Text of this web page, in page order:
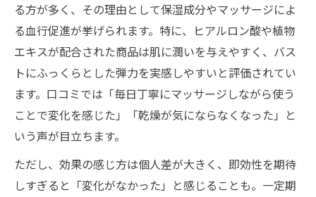
る方が多く、その理由として保湿成分やマッサージによ
る血行促進が挙げられます。特に、ヒアルロン酸や植物
エキスが配合された商品は肌に潤いを与えやすく、バス
トにふっくらとした弾力を実感しやすいと評価されてい
ます。口コミでは「毎日丁寧にマッサージしながら使う
ことで変化を感じた」「乾燥が気にならなくなった」と
いう声が目立ちます。
ただし、効果の感じ方は個人差が大きく、即効性を期待
しすぎると「変化がなかった」と感じることも。一定期